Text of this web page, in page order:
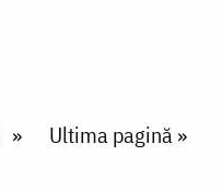
Last page
Ultima pagină »